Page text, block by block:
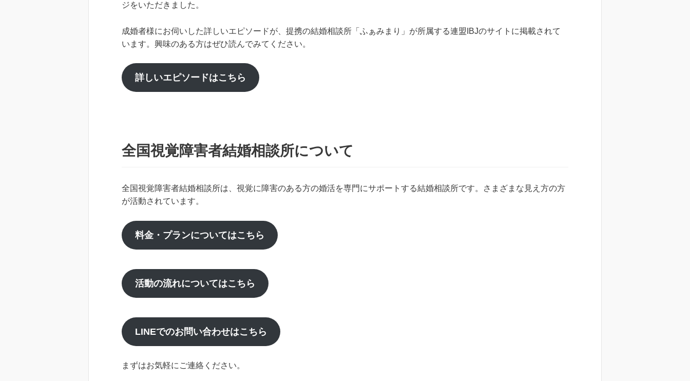
ジをいただきました。
成婚者様にお伺いした詳しいエピソードが、提携の結婚相談所「ふぁみまり」が所属する連盟IBJのサイトに掲載されて
います。興味のある方はぜひ読んでみてください。
詳しいエピソードはこちら
全国視覚障害者結婚相談所について
全国視覚障害者結婚相談所は、視覚に障害のある方の婚活を専門にサポートする結婚相談所です。さまざまな見え方の方
が活動されています。
料金・プランについてはこちら
活動の流れについてはこちら
LINEでのお問い合わせはこちら
まずはお気軽にご連絡ください。